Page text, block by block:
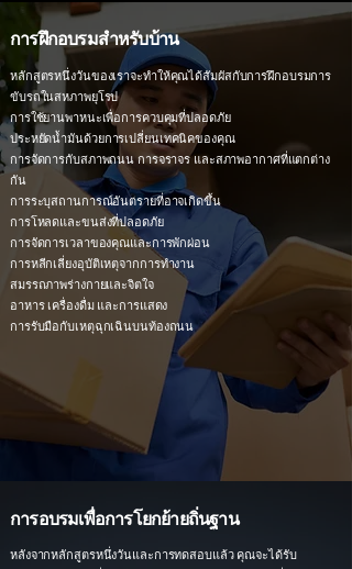
การฝึกอบรมสำหรับบ้าน
หลักสูตรหนึ่งวันของเราจะทำให้คุณได้สัมผัสกับการฝึกอบรมการ
ขับรถในสหภาพยุโรป
การใช้ยานพาหนะเพื่อการควบคุมที่ปลอดภัย
ประหยัดน้ำมันด้วยการเปลี่ยนเทคนิคของคุณ
การจัดการกับสภาพถนน การจราจร และสภาพอากาศที่แตกต่าง
กัน
การระบุสถานการณ์อันตรายที่อาจเกิดขึ้น
การโหลดและขนส่งที่ปลอดภัย
การจัดการเวลาของคุณและการพักผ่อน
การหลีกเลี่ยงอุบัติเหตุจากการทำงาน
สมรรถภาพร่างกายและจิตใจ
อาหาร เครื่องดื่ม และการแสดง
การรับมือกับเหตุฉุกเฉินบนท้องถนน
การอบรมเพื่อการโยกย้ายถิ่นฐาน
หลังจากหลักสูตรหนึ่งวันและการทดสอบแล้ว คุณจะได้รับ